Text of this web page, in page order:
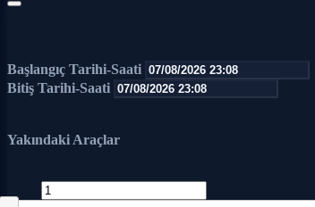
Başlangıç Tarihi-Saati
Bitiş Tarihi-Saati
Yakındaki Araçlar